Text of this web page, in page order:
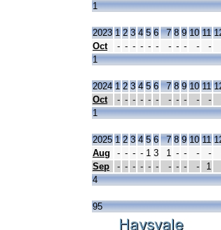
1
2023 1 2 3 4 5 6 7 8 9 10 11
Oct
- - - - - - - - - - -
1
2024 1 2 3 4 5 6 7 8 9 10 11
Oct
- - - - - - - - - - -
1
2025 1 2 3 4 5 6 7 8 9 10 11
Aug
- - - - 1 3 1 - - - -
Sep
- - - - - - - - - - 1
4
95